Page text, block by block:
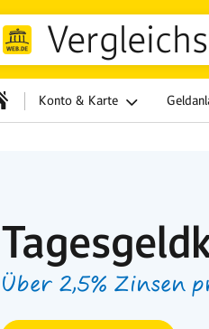
Konto & Karte
Über 2,5% Zinsen